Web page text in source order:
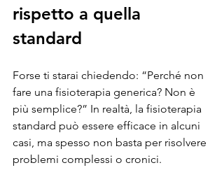
rispetto a quella
standard
Forse ti starai chiedendo: “Perché non
fare una fisioterapia generica? Non è
più semplice?” In realtà, la fisioterapia
standard può essere efficace in alcuni
casi, ma spesso non basta per risolvere
problemi complessi o cronici.